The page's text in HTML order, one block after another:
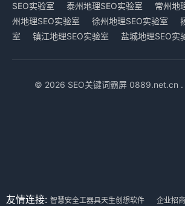
SEO实验室
泰州地理SEO实验室 常州地
州地理SEO实验室
徐州地理SEO实验室
室
镇江地理SEO实验室 盐城地理SEO实
© 2026 SEO关键词霸屏 0889.net.cn .
友情连接: 智慧安全工器具天生创想软件 企业招